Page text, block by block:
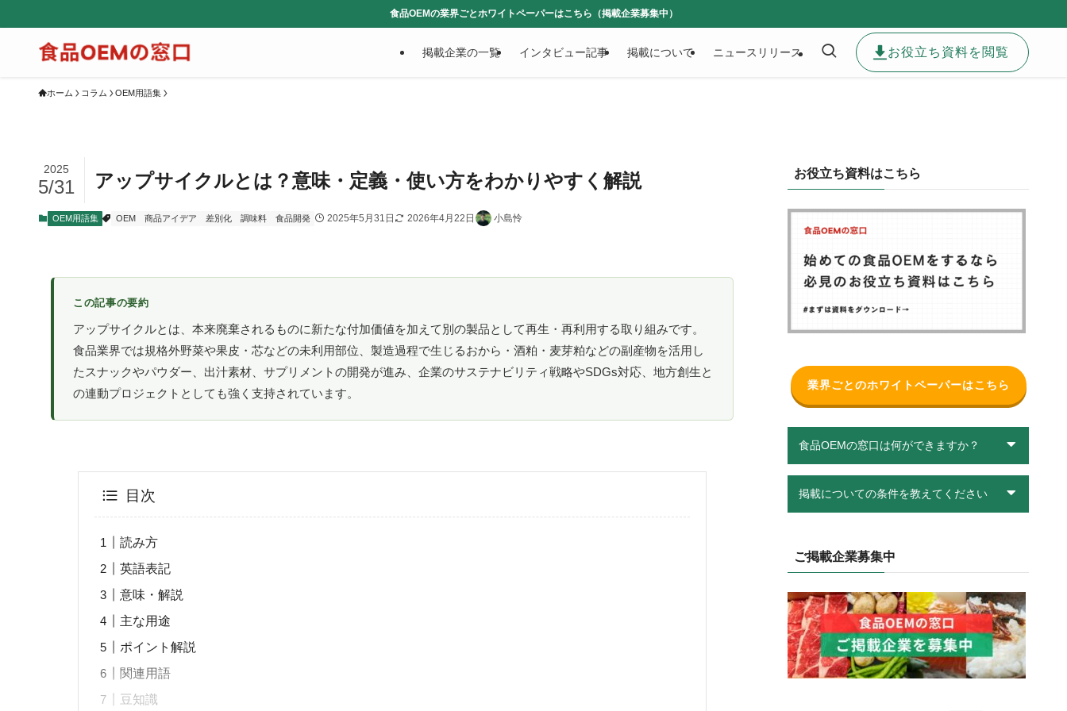
食品OEMの業界ごとホワイトペーパーはこちら（掲載企業募集中）
掲載企業の一覧 インタビュー記事 掲載について ニュースリリース お役立ち資料を閲覧
ホーム コラム OEM用語集
アップサイクルとは？意味・定義・使い方をわかりやすく解説
2025
5/31
OEM用語集 OEM 商品アイデア 差別化 調味料 食品開発 2025年5月31日 2026年4月22日 小島怜
この記事の要約
アップサイクルとは、本来廃棄されるものに新たな付加価値を加えて別の製品として再生・再利用する取り組みです。
食品業界では規格外野菜や果皮・芯などの未利用部位、製造過程で生じるおから・酒粕・麦芽粕などの副産物を活用し
たスナックやパウダー、出汁素材、サプリメントの開発が進み、企業のサステナビリティ戦略やSDGs対応、地方創生と
の連動プロジェクトとしても強く支持されています。
目次
読み方
英語表記
意味・解説
主な用途
ポイント解説
関連用語
豆知識
お役立ち資料はこちら
業界ごとのホワイトペーパーはこちら
食品OEMの窓口は何ができますか？
掲載についての条件を教えてください
ご掲載企業募集中